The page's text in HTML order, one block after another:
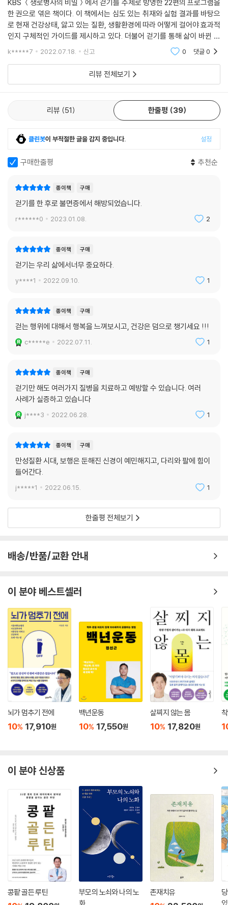
KBS ＜생로병사의 비밀＞에서 걷기를 주제로 방영한 22편의 프로그램을
한 권으로 엮은 책이다. 이 책에서는 심도 있는 취재와 실험 결과를 바탕으
로 현재 건강상태, 앓고 있는 질환, 생활환경에 따라 어떻게 걸어야 효과적
인지 구체적인 가이드를 제시하고 있다. 더불어 걷기를 통해 삶이 바뀐 사
람들의 사례를 통해 걷기에 대한 동기를 부여하고 있다. 목차는 ‘1장 건강
k*****7 2022.07.18. 신고 0 댓글0
리뷰 전체보기
리뷰 51 한줄평 39
클린봇이 부적절한 글을 감지 중입니다. 설정
구매한줄평 추천순
종이책 구매
걷기를 한 후로 불면증에서 해방되었습니다.
r******0 2023.01.08. 2
종이책 구매
걷기는 우리 삶에서너무 중요하다.
y****1 2022.09.10. 1
종이책 구매
걷는 행위에 대해서 행복을 느껴보시고, 건강은 덤으로 챙기세요 !!!
c*****e 2022.07.11. 1
종이책 구매
걷기만 해도 여러가지 질병을 치료하고 예방할 수 있습니다. 여러
사례가 실증하고 있습니다
j****3 2022.06.28. 1
종이책 구매
만성질환 시대, 보행은 둔해진 신경이 예민해지고, 다리와 팔에 힘이
들어간다.
j*****1 2022.06.15. 1
한줄평 전체보기
배송/반품/교환 안내
이 분야 베스트셀러
뇌가 멈추기 전에
10% 17,910원
백년운동
10% 17,550원
살찌지 않는 몸
10% 17,820원
이 분야 신상품
콩팥 골든 루틴
부모의 노쇠와 나의 노
화
존재치유